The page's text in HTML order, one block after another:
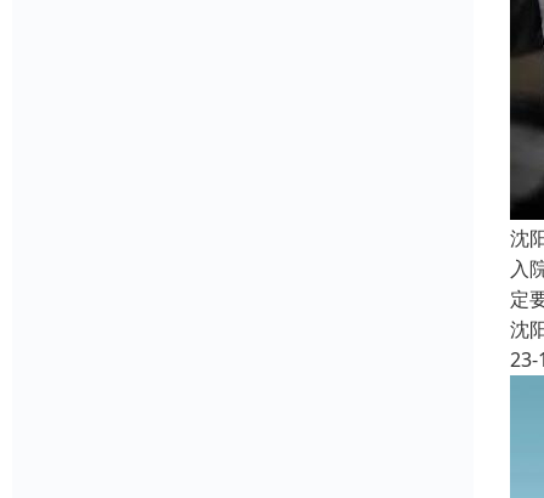
沈
入
定
沈
23-